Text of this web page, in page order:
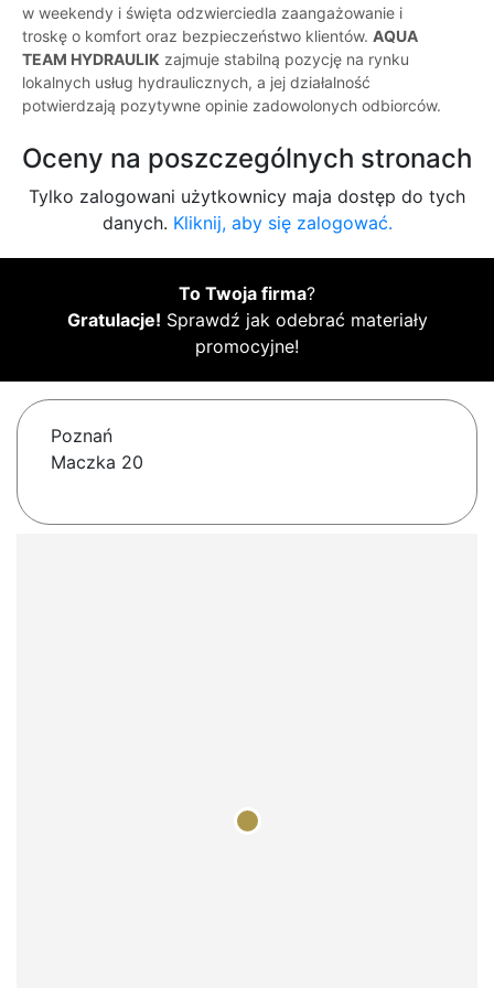
w weekendy i święta odzwierciedla zaangażowanie i
troskę o komfort oraz bezpieczeństwo klientów. AQUA
TEAM HYDRAULIK zajmuje stabilną pozycję na rynku
lokalnych usług hydraulicznych, a jej działalność
potwierdzają pozytywne opinie zadowolonych odbiorców.
Oceny na poszczególnych stronach
Tylko zalogowani użytkownicy maja dostęp do tych
danych. Kliknij, aby się zalogować.
To Twoja firma?
Gratulacje! Sprawdź jak odebrać materiały
promocyjne!
Poznań
Maczka 20